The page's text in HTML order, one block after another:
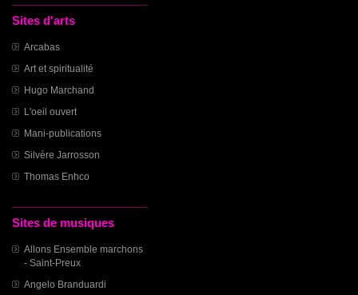
Sites d'arts
Arcabas
Art et spiritualité
Hugo Marchand
L'oeil ouvert
Mani-publications
Silvère Jarrosson
Thomas Enhco
Sites de musiques
Allons Ensemble marchons
- Saint-Preux
Angelo Branduardi